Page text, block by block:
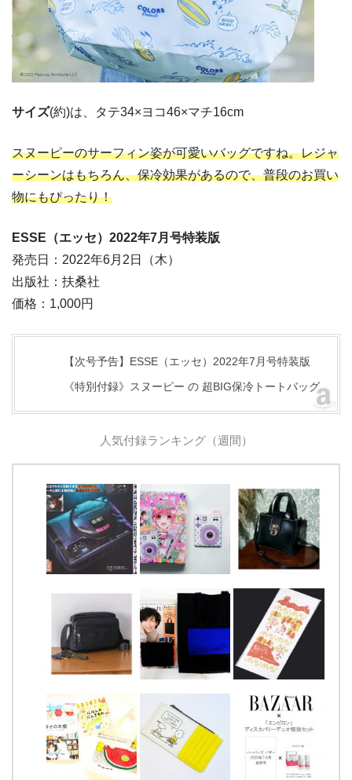
サイズ(約)は、タテ34×ヨコ46×マチ16cm
スヌーピーのサーフィン姿が可愛いバッグですね。レジャ
ーシーンはもちろん、保冷効果があるので、普段のお買い
物にもぴったり！
ESSE（エッセ）2022年7月号特装版
発売日：2022年6月2日（木）
出版社：扶桑社
価格：1,000円
【次号予告】ESSE（エッセ）2022年7月号特装版
《特別付録》スヌーピー の 超BIG保冷トートバッグ
人気付録ランキング（週間）